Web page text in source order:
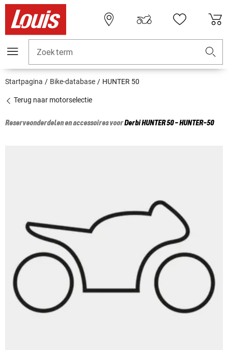
Zoekterm
Startpagina Bike-database HUNTER 50
Terug naar motorselectie
Reserveonderdelen en accessoires voorDerbiHUNTER 50 - HUNTER-50